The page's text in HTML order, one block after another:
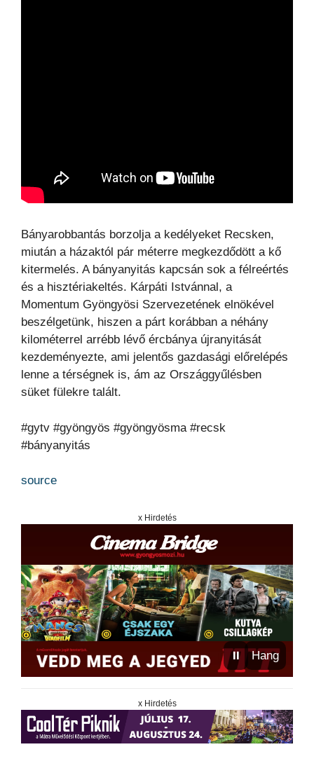
Bányarobbantás borzolja a kedélyeket Recsken,
miután a házaktól pár méterre megkezdődött a kő
kitermelés. A bányanyitás kapcsán sok a félreértés
és a hisztériakeltés. Kárpáti Istvánnal, a
Momentum Gyöngyösi Szervezetének elnökével
beszélgetünk, hiszen a párt korábban a néhány
kilométerrel arrébb lévő ércbánya újranyitását
kezdeményezte, ami jelentős gazdasági előrelépés
lenne a térségnek is, ám az Országgyűlésben
süket fülekre talált.
#gytv #gyöngyös #gyöngyösma #recsk
#bányanyitás
source
x Hirdetés
⏸ Hang
x Hirdetés